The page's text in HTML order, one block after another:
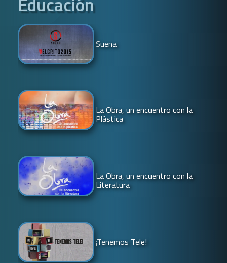
Suena
La Obra, un encuentro con la
Plástica
La Obra, un encuentro con la
Literatura
¡Tenemos Tele!